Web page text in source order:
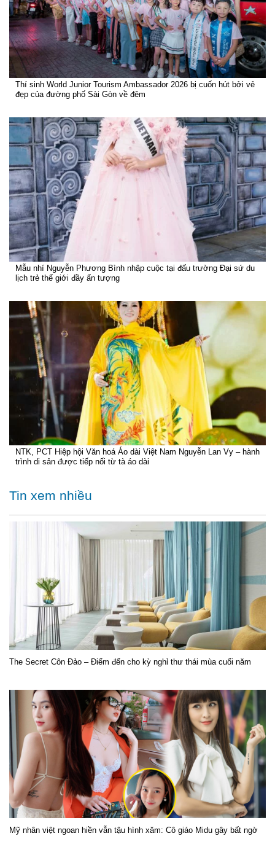
Thí sinh World Junior Tourism Ambassador 2026 bị cuốn hút bởi vẻ
đẹp của đường phố Sài Gòn về đêm
Mẫu nhí Nguyễn Phương Bình nhập cuộc tại đấu trường Đại sứ du
lịch trẻ thế giới đầy ấn tượng
NTK, PCT Hiệp hội Văn hoá Áo dài Việt Nam Nguyễn Lan Vy – hành
trình di sản được tiếp nối từ tà áo dài
Tin xem nhiều
The Secret Côn Đảo – Điểm đến cho kỳ nghỉ thư thái mùa cuối năm
Mỹ nhân việt ngoan hiền vẫn tậu hình xăm: Cô giáo Midu gây bất ngờ